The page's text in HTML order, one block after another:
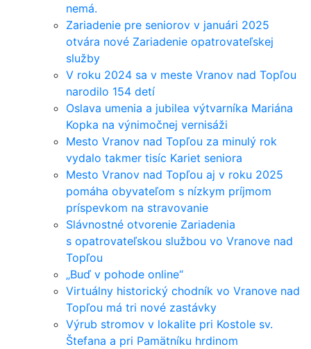
nemá.
Zariadenie pre seniorov v januári 2025
otvára nové Zariadenie opatrovateľskej
služby
V roku 2024 sa v meste Vranov nad Topľou
narodilo 154 detí
Oslava umenia a jubilea výtvarníka Mariána
Kopka na výnimočnej vernisáži
Mesto Vranov nad Topľou za minulý rok
vydalo takmer tisíc Kariet seniora
Mesto Vranov nad Topľou aj v roku 2025
pomáha obyvateľom s nízkym príjmom
príspevkom na stravovanie
Slávnostné otvorenie Zariadenia
s opatrovateľskou službou vo Vranove nad
Topľou
„Buď v pohode online“
Virtuálny historický chodník vo Vranove nad
Topľou má tri nové zastávky
Výrub stromov v lokalite pri Kostole sv.
Štefana a pri Pamätníku hrdinom